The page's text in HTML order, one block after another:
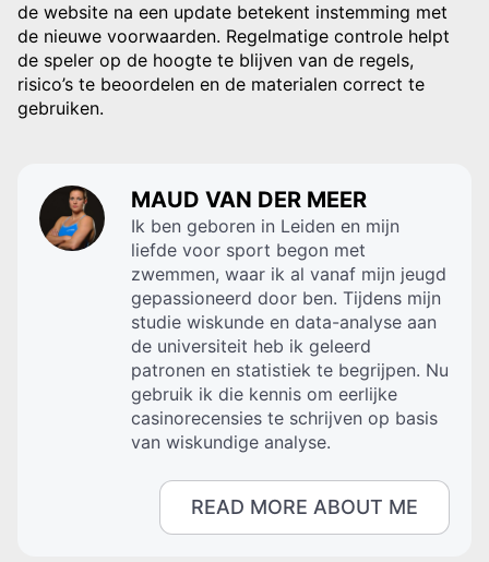
de website na een update betekent instemming met
de nieuwe voorwaarden. Regelmatige controle helpt
de speler op de hoogte te blijven van de regels,
risico’s te beoordelen en de materialen correct te
gebruiken.
MAUD VAN DER MEER
Ik ben geboren in Leiden en mijn
liefde voor sport begon met
zwemmen, waar ik al vanaf mijn jeugd
gepassioneerd door ben. Tijdens mijn
studie wiskunde en data-analyse aan
de universiteit heb ik geleerd
patronen en statistiek te begrijpen. Nu
gebruik ik die kennis om eerlijke
casinorecensies te schrijven op basis
van wiskundige analyse.
READ MORE ABOUT ME